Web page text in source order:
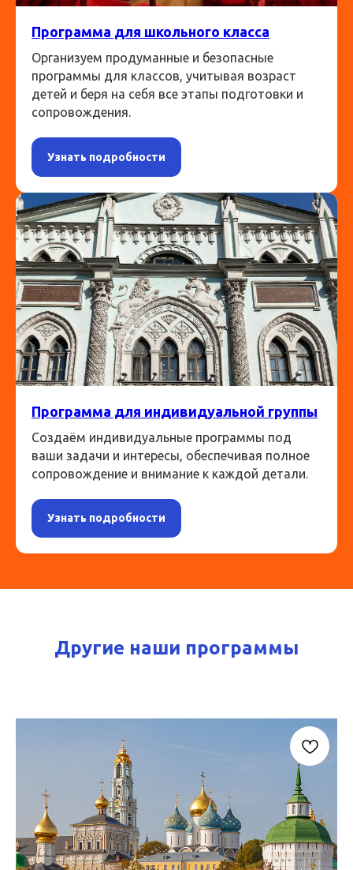
Программа для школьного класса
Организуем продуманные и безопасные
программы для классов, учитывая возраст
детей и беря на себя все этапы подготовки и
сопровождения.
Узнать подробности
Программа для индивидуальной группы
Создаём индивидуальные программы под
ваши задачи и интересы, обеспечивая полное
сопровождение и внимание к каждой детали.
Узнать подробности
Другие наши программы